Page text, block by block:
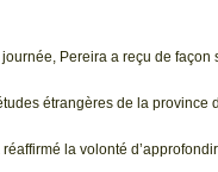
Pereira a reçu de façon
étrangères de la province
la volonté